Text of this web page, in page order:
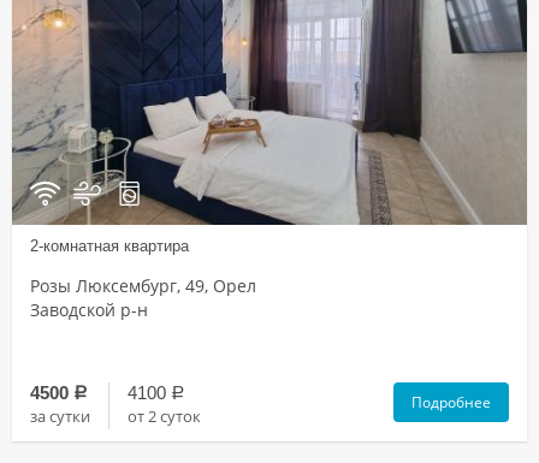
2-комнатная квартира
Розы Люксембург, 49, Орел
Заводской р-н
4500 a
за сутки
4100 a
от 2 суток
Подробнее